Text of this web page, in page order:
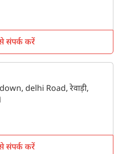
- 122001
संपर्क करें
delhi Road, रेवाड़ी,
संपर्क करें